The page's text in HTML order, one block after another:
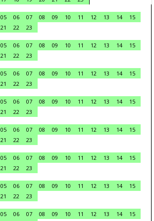
05 06 07 08 09 10 11 12 13 14
15
21 22
23
05 06 07 08 09 10 11 12 13 14
15
21 22
23
05 06 07 08 09 10 11 12 13 14
15
21 22
23
05 06 07 08 09 10 11 12 13 14
15
21 22
23
05 06 07 08 09 10 11 12 13 14
15
21 22
23
05 06 07 08 09 10 11 12 13 14
15
21 22
23
05 06 07 08 09 10 11 12 13 14
15
21 22
23
05 06 07 08 09 10 11 12 13 14
15